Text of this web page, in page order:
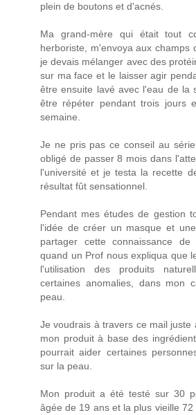
plein de boutons et d'acnés.
Ma grand-mère qui était tout
herboriste, m'envoya aux champs
je devais mélanger avec des
sur ma face et le laisser agir
être ensuite lavé avec l'eau de la
être répéter pendant trois jours
semaine.
Je ne pris pas ce conseil au
obligé de passer 8 mois dans
l'université et je testa la recette
résultat fût sensationnel.
Pendant mes études de gestion
l'idée de créer un masque et
partager cette connaissance
quand un Prof nous expliqua que
l'utilisation des produits
certaines anomalies, dans mon
peau.
Je voudrais à travers ce mail
mon produit à base des
pourrait aider certaines
sur la peau.
Mon produit a été testé sur 30
âgée de 19 ans et la plus vieille